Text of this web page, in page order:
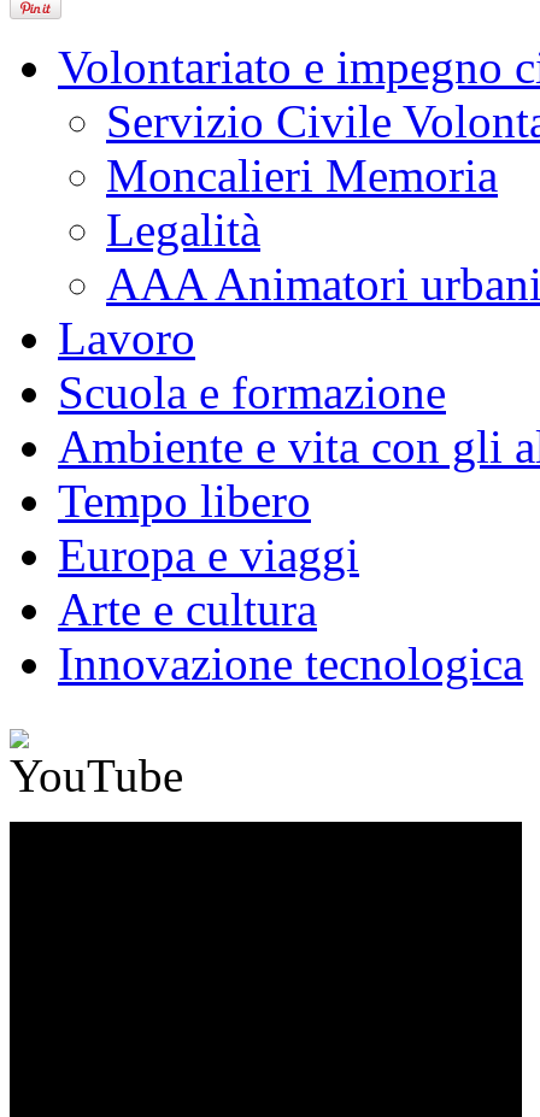
Volontariato e impegno
Servizio Civile
Moncalieri Memoria
Legalità
AAA Animatori
Lavoro
Scuola e formazione
Ambiente e vita con gli
Tempo libero
Europa e viaggi
Arte e cultura
Innovazione tecnologica